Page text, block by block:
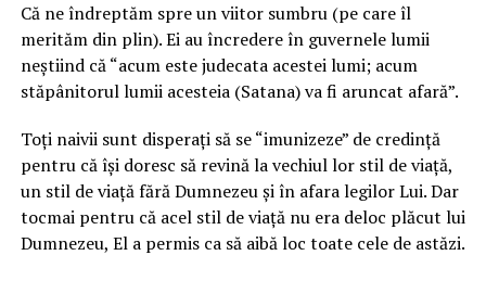
Că ne îndreptăm spre un viitor sumbru (pe care îl
merităm din plin). Ei au încredere în guvernele lumii
neștiind că “acum este judecata acestei lumi; acum
stăpânitorul lumii acesteia (Satana) va fi aruncat afară”.
Toți naivii sunt disperați să se “imunizeze” de credință
pentru că își doresc să revină la vechiul lor stil de viață,
un stil de viață fără Dumnezeu și în afara legilor Lui. Dar
tocmai pentru că acel stil de viață nu era deloc plăcut lui
Dumnezeu, El a permis ca să aibă loc toate cele de astăzi.